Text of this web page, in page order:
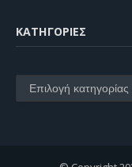
KΑΤΗΓΟΡΊΕΣ
Kατηγορίες